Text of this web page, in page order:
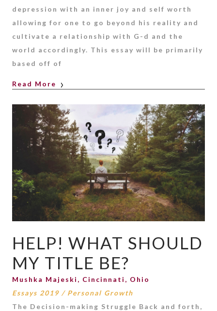
depression with an inner joy and self worth
allowing for one to go beyond his reality and
cultivate a relationship with G-d and the
world accordingly. This essay will be primarily
based off of
Read More
HELP! WHAT SHOULD
MY TITLE BE?
Mushka Majeski, Cincinnati, Ohio
Essays 2019 / Personal Growth
The Decision-making Struggle Back and forth,